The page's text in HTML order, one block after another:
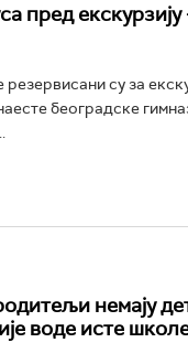
пред екскурзију
су за
београдске
немају
воде исте